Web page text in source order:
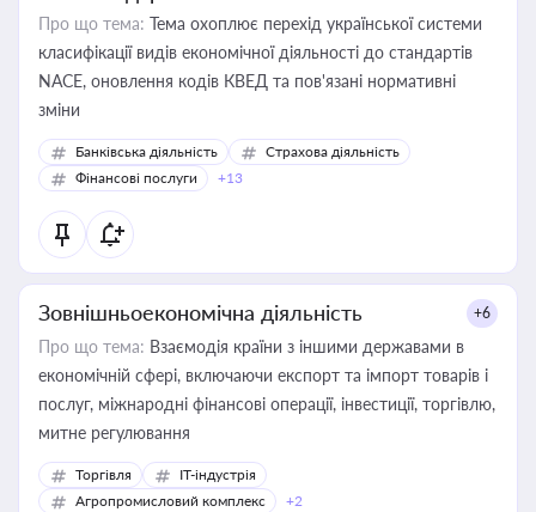
Про що тема: Тема охоплює перехід української системи
класифікації видів економічної діяльності до стандартів
NACE, оновлення кодів КВЕД та пов'язані нормативні
зміни
Банківська діяльність
Страхова діяльність
Фінансові послуги
+13
Зовнішньоекономічна діяльність +6
Про що тема: Взаємодія країни з іншими державами в
економічній сфері, включаючи експорт та імпорт товарів і
послуг, міжнародні фінансові операції, інвестиції, торгівлю,
митне регулювання
Торгівля
IT-індустрія
Агропромисловий комплекс
+2